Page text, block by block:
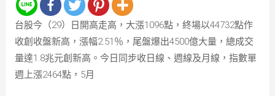
台股今（29）日開高走高，大漲1096點，終場以44732點作
收創收盤新高，漲幅2.51％，尾盤爆出4500億大量，總成交
量達1.8兆元創新高。今日同步收日線、週線及月線，指數單
週上漲2464點，5月